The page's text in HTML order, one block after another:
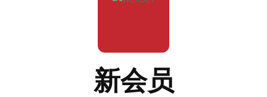
新会员